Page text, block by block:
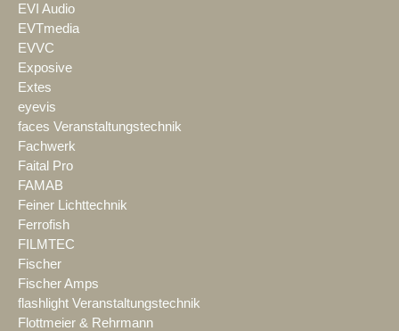
EVI Audio
EVTmedia
EVVC
Exposive
Extes
eyevis
faces Veranstaltungstechnik
Fachwerk
Faital Pro
FAMAB
Feiner Lichttechnik
Ferrofish
FILMTEC
Fischer
Fischer Amps
flashlight Veranstaltungstechnik
Flottmeier & Rehrmann